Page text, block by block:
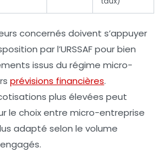
concernés doivent s’appuyer
par l’URSSAF pour bien
issus du régime micro-
prévisions financières.
plus élevées peut
le choix entre micro-entreprise
adapté selon le volume